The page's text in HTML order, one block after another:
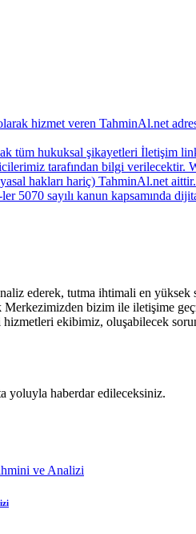
hizmet veren TahminAl.net
tüm hukuksal şikayetleri İletişim
tarafından bilgi verilecektir.
hakları hariç) TahminAl.net
5070 sayılı kanun kapsamında
ederek, tutma ihtimali en
Merkezimizden bizim ile iletişime
ekibimiz, oluşabilecek
yoluyla haberdar edileceksiniz.